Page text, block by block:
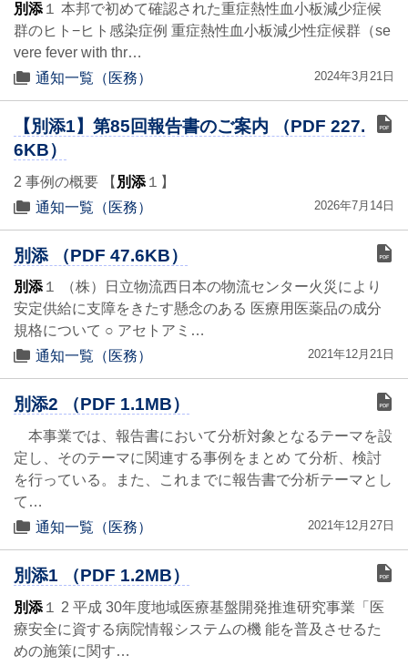
別添 １ 本邦で初めて確認された重症熱性血小板減少症候
群のヒト−ヒト感染症例 重症熱性血小板減少性症候群（se
vere fever with thr…
通知一覧（医務）
2024年3月21日
【別添1】第85回報告書のご案内 （PDF 227.
6KB）
2 事例の概要 【 別添 １】
通知一覧（医務）
2026年7月14日
別添 （PDF 47.6KB）
別添 １ （株）日立物流西日本の物流センター火災により
安定供給に支障をきたす懸念のある 医療用医薬品の成分
規格について ○ アセトアミ…
通知一覧（医務）
2021年12月21日
別添2 （PDF 1.1MB）
本事業では、報告書において分析対象となるテーマを設
定し、そのテーマに関連する事例をまとめ て分析、検討
を行っている。また、これまでに報告書で分析テーマとし
て…
通知一覧（医務）
2021年12月27日
別添1 （PDF 1.2MB）
別添 １ 2 平成 30年度地域医療基盤開発推進研究事業「医
療安全に資する病院情報システムの機 能を普及させるた
めの施策に関す…